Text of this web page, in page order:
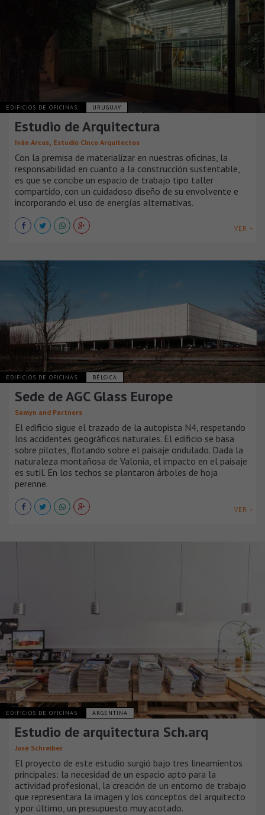
EDIFICIOS DE OFICINAS URUGUAY
Estudio de Arquitectura
Iván Arcos, Estudio Cinco Arquitectos
Con la premisa de materializar en nuestras oficinas, la
responsabilidad en cuanto a la construcción sustentable,
es que se concibe un espacio de trabajo tipo taller
compartido, con un cuidadoso diseño de su envolvente e
incorporando el uso de energías alternativas.
VER +
EDIFICIOS DE OFICINAS BÉLGICA
Sede de AGC Glass Europe
Samyn and Partners
El edificio sigue el trazado de la autopista N4, respetando
los accidentes geográficos naturales. El edificio se basa
sobre pilotes, flotando sobre el paisaje ondulado. Dada la
naturaleza montañosa de Valonia, el impacto en el paisaje
es sutil. En los techos se plantaron árboles de hoja
perenne.
VER +
EDIFICIOS DE OFICINAS ARGENTINA
Estudio de arquitectura Sch.arq
José Schreiber
El proyecto de este estudio surgió bajo tres lineamientos
principales: la necesidad de un espacio apto para la
actividad profesional, la creación de un entorno de trabajo
que representara la imagen y los conceptos del arquitecto
y por último, un presupuesto muy acotado.